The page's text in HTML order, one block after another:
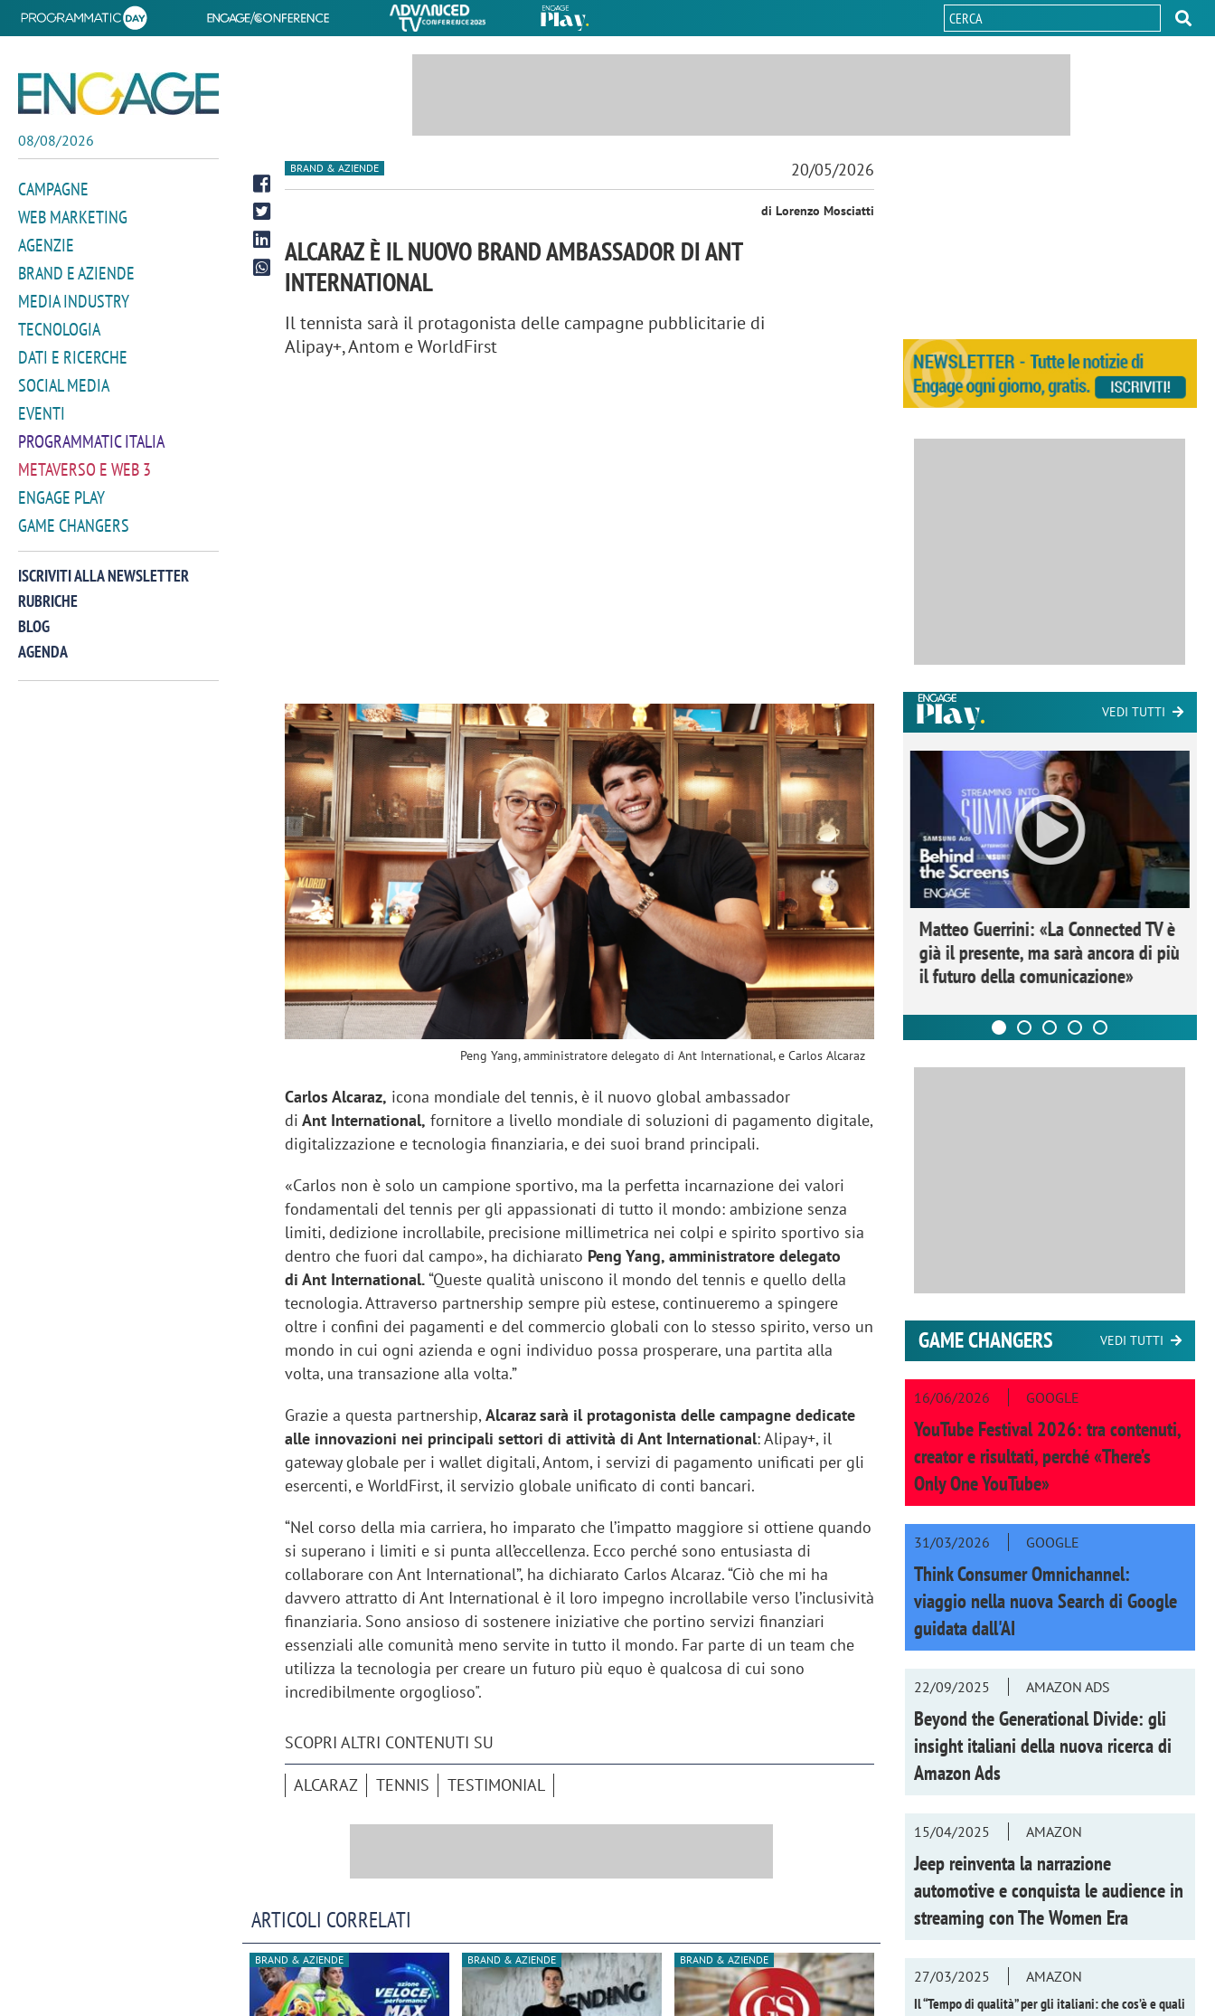
08/08/2026
CAMPAGNE
WEB MARKETING
AGENZIE
BRAND E AZIENDE
MEDIA INDUSTRY
TECNOLOGIA
DATI E RICERCHE
SOCIAL MEDIA
EVENTI
PROGRAMMATIC ITALIA
METAVERSO E WEB 3
ENGAGE PLAY
GAME CHANGERS
ISCRIVITI ALLA NEWSLETTER
RUBRICHE
BLOG
AGENDA
BRAND & AZIENDE 20/05/2026
di Lorenzo Mosciatti
ALCARAZ È IL NUOVO BRAND AMBASSADOR DI ANT
INTERNATIONAL
Il tennista sarà il protagonista delle campagne pubblicitarie di
Alipay+, Antom e WorldFirst
Peng Yang, amministratore delegato di Ant International, e Carlos Alcaraz
Carlos Alcaraz, icona mondiale del tennis, è il nuovo global ambassador
di Ant International, fornitore a livello mondiale di soluzioni di pagamento digitale,
digitalizzazione e tecnologia finanziaria, e dei suoi brand principali.
«Carlos non è solo un campione sportivo, ma la perfetta incarnazione dei valori
fondamentali del tennis per gli appassionati di tutto il mondo: ambizione senza
limiti, dedizione incrollabile, precisione millimetrica nei colpi e spirito sportivo sia
dentro che fuori dal campo», ha dichiarato Peng Yang, amministratore delegato
di Ant International.“Queste qualità uniscono il mondo del tennis e quello della
tecnologia. Attraverso partnership sempre più estese, continueremo a spingere
oltre i confini dei pagamenti e del commercio globali con lo stesso spirito, verso un
mondo in cui ogni azienda e ogni individuo possa prosperare, una partita alla
volta, una transazione alla volta.”
Grazie a questa partnership,Alcaraz sarà il protagonista delle campagne dedicate
alle innovazioni nei principali settori di attività di Ant International: Alipay+, il
gateway globale per i wallet digitali, Antom, i servizi di pagamento unificati per gli
esercenti, e WorldFirst, il servizio globale unificato di conti bancari.
“Nel corso della mia carriera, ho imparato che l’impatto maggiore si ottiene quando
si superano i limiti e si punta all’eccellenza. Ecco perché sono entusiasta di
collaborare con Ant International”, ha dichiarato Carlos Alcaraz. “Ciò che mi ha
davvero attratto di Ant International è il loro impegno incrollabile verso l’inclusività
finanziaria. Sono ansioso di sostenere iniziative che portino servizi finanziari
essenziali alle comunità meno servite in tutto il mondo. Far parte di un team che
utilizza la tecnologia per creare un futuro più equo è qualcosa di cui sono
incredibilmente orgoglioso".
SCOPRI ALTRI CONTENUTI SU
ALCARAZ TENNIS TESTIMONIAL
ARTICOLI CORRELATI
BRAND & AZIENDE BRAND & AZIENDE BRAND & AZIENDE
VEDI TUTTI
Manassero, Samsung Ads: «Con Total
Perez, Samsung Ads: «L'Italia è un
mercato strategico e continuerà a
crescere»
Networking agli eventi: come la
startup Kicè punta a eliminare lo
"spreco di relazioni"
Matteo Guerrini: «La Connected TV è
già il presente, ma sarà ancora di più
il futuro della comunicazione»
GAME CHANGERS VEDI TUTTI
16/06/2026 GOOGLE
YouTube Festival 2026: tra contenuti,
creator e risultati, perché «There’s
Only One YouTube»
31/03/2026 GOOGLE
Think Consumer Omnichannel:
viaggio nella nuova Search di Google
guidata dall'AI
22/09/2025 AMAZON ADS
Beyond the Generational Divide: gli
insight italiani della nuova ricerca di
Amazon Ads
15/04/2025 AMAZON
Jeep reinventa la narrazione
automotive e conquista le audience in
streaming conThe Women Era
27/03/2025
AMAZON
Il “Tempo di qualità” per gli italiani: che cos’è e quali